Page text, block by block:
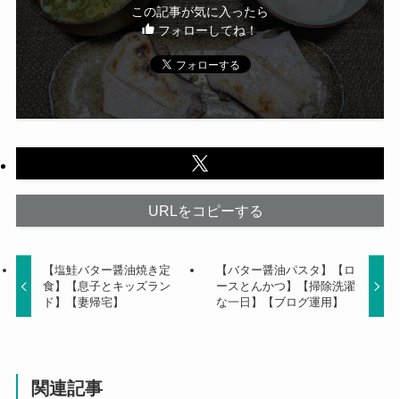
この記事が気に入ったら
フォローしてね！
URLをコピーする
【塩鮭バター醤油焼き定
食】【息子とキッズラン
ド】【妻帰宅】
【バター醤油パスタ】【ロ
ースとんかつ 】
【掃除洗濯
な一日】【ブログ運用】
関連記事